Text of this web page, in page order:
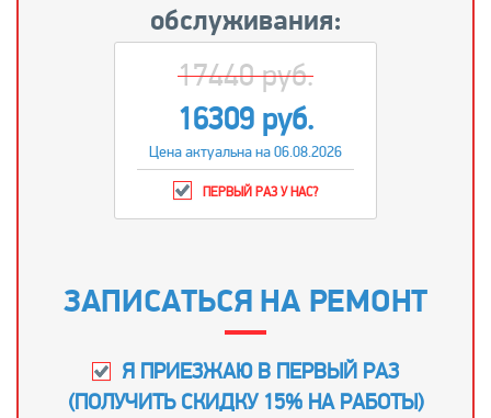
обслуживания:
17440 руб.
16309 руб.
Цена актуальна на 06.08.2026
ПЕРВЫЙ РАЗ У НАС?
ЗАПИСАТЬСЯ НА РЕМОНТ
Я ПРИЕЗЖАЮ В ПЕРВЫЙ РАЗ
(ПОЛУЧИТЬ СКИДКУ 15% НА РАБОТЫ)